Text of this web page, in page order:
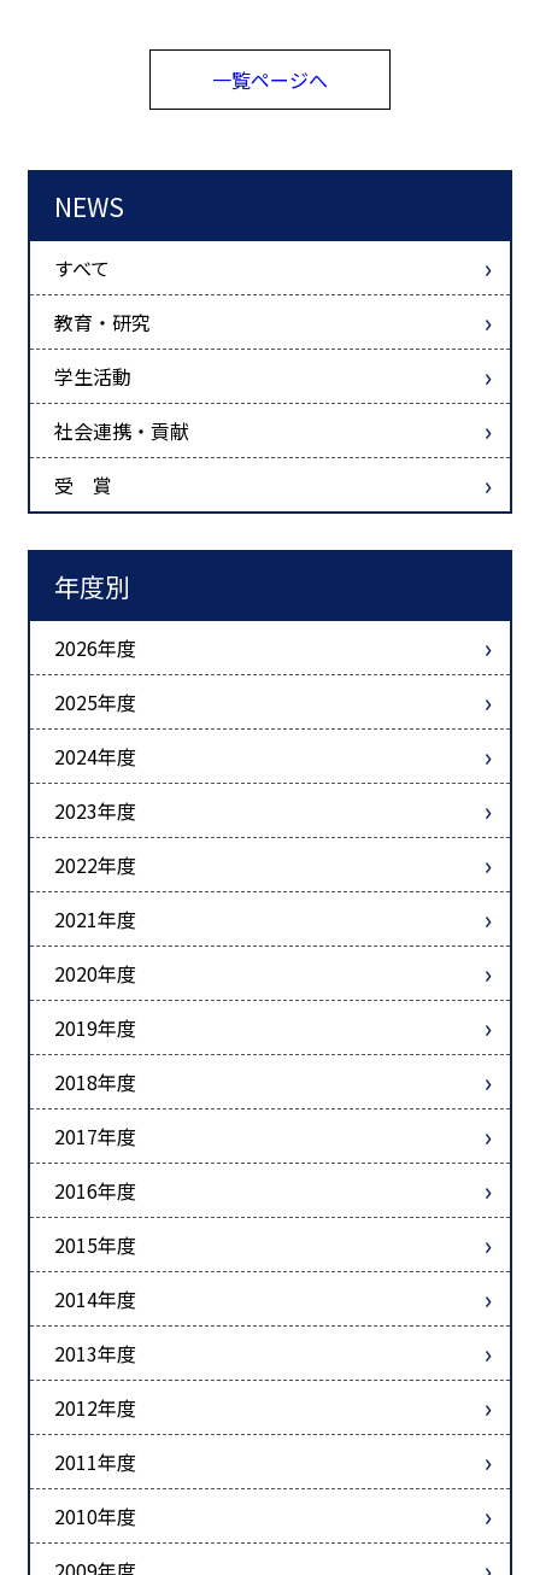
一覧ページへ
NEWS
すべて
教育・研究
学生活動
社会連携・貢献
受 賞
年度別
2026年度
2025年度
2024年度
2023年度
2022年度
2021年度
2020年度
2019年度
2018年度
2017年度
2016年度
2015年度
2014年度
2013年度
2012年度
2011年度
2010年度